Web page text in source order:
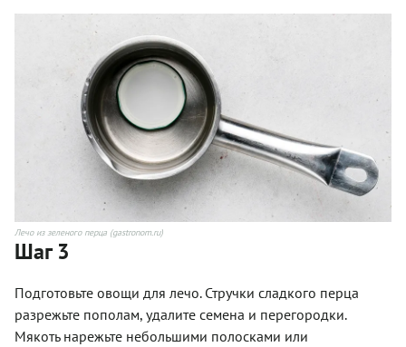
Лечо из зеленого перца (gastronom.ru)
Шаг 3
Подготовьте овощи для лечо. Стручки сладкого перца
разрежьте пополам, удалите семена и перегородки.
Мякоть нарежьте небольшими полосками или